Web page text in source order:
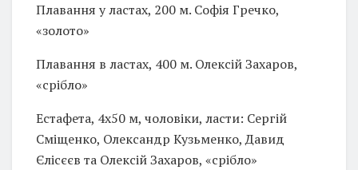
Плавання у ластах, 200 м. Софія Гречко,
«золото»
Плавання в ластах, 400 м. Олексій Захаров,
«срібло»
Естафета, 4х50 м, чоловіки, ласти: Сергій
Сміщенко, Олександр Кузьменко, Давид
Єлісєєв та Олексій Захаров, «срібло»